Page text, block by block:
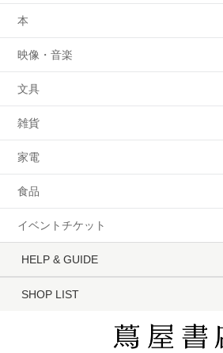
本
映像・音楽
文具
雑貨
家電
食品
イベントチケット
HELP & GUIDE
SHOP LIST